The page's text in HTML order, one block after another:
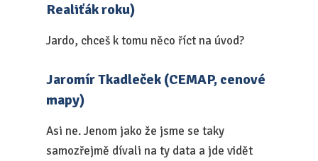
Realiťák roku)
Jardo, chceš k tomu něco říct na úvod?
Jaromír Tkadleček (CEMAP, cenové
mapy)
Asi ne. Jenom jako že jsme se taky
samozřejmě dívali na ty data a jde vidět